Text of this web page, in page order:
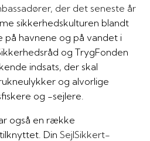
der det seneste år
sikkerhedskul­turen blandt
på havnene og på vandet i
og TrygFonden
indsats, der skal
og alvorlige
og -sejlere.
også en række
Din SejlSikkert-